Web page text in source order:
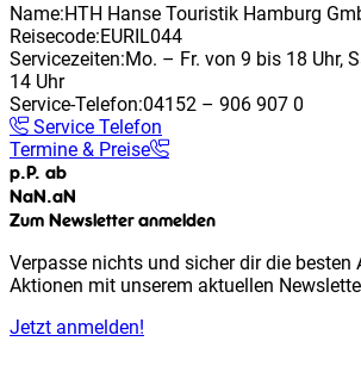
Name:HTH Hanse Touristik Hamburg
Reisecode:EURIL044
Servicezeiten:Mo. – Fr. von 9 bis 18 Uhr,
14 Uhr
Service-Telefon:04152 – 906 907 0
Service Telefon
Termine & Preise
p.P. ab
NaN.aN
Zum Newsletter anmelden
Verpasse nichts und sicher dir die besten
Aktionen mit unserem aktuellen
Jetzt anmelden!